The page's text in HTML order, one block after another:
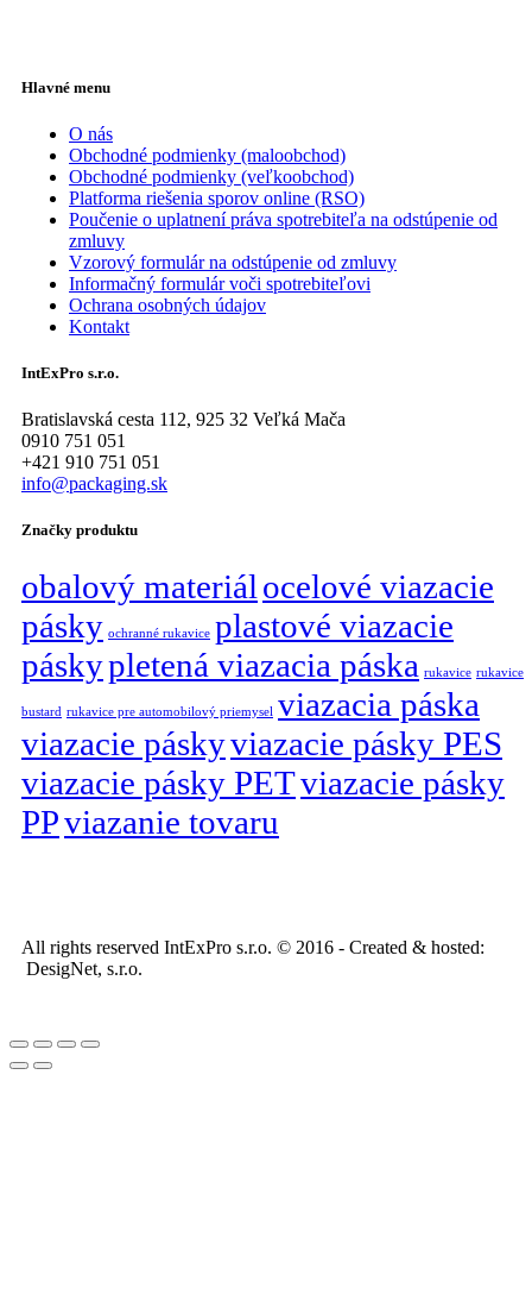
Hlavné menu
O nás
Obchodné podmienky (maloobchod)
Obchodné podmienky (veľkoobchod)
Platforma riešenia sporov online (RSO)
Poučenie o uplatnení práva spotrebiteľa na odstúpenie od
zmluvy
Vzorový formulár na odstúpenie od zmluvy
Informačný formulár voči spotrebiteľovi
Ochrana osobných údajov
Kontakt
IntExPro s.r.o.
Bratislavská cesta 112, 925 32 Veľká Mača
0910 751 051
+421 910 751 051
info@packaging.sk
Značky produktu
obalový materiál ocelové viazacie
pásky ochranné rukavice plastové viazacie
páskypletená viazacia páska rukavice rukavice
bustard rukavice pre automobilový priemysel viazacia páska
viazacie páskyviazacie pásky PES
viazacie pásky PETviazacie pásky
PPviazanie tovaru
All rights reserved IntExPro s.r.o. © 2016 - Created & hosted:
DesigNet, s.r.o.